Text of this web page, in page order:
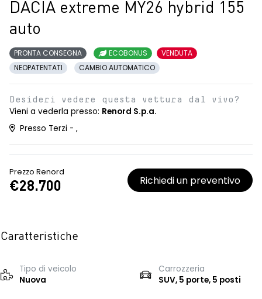
DACIA extreme MY26 hybrid 155
auto
PRONTA CONSEGNA ECOBONUS
VENDUTA
NEOPATENTATI
CAMBIO AUTOMATICO
Desideri vedere questa vettura dal vivo?
Vieni a vederla presso: Renord S.p.a.
Presso Terzi - ,
Prezzo Renord
€28.700 Richiedi un preventivo
Caratteristiche
Tipo di veicolo
Nuova
Carrozzeria
SUV, 5 porte, 5 posti